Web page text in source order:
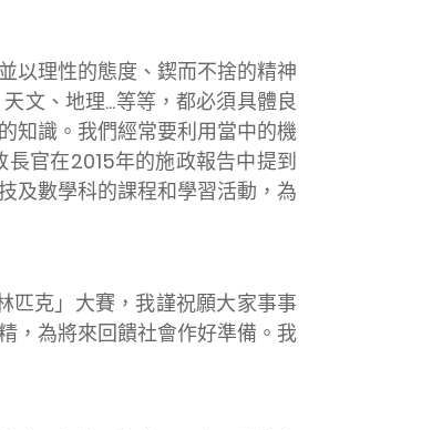
理性的態度、鍥而不捨的精神
文、地理...等等，都必須具體良
知識。我們經常要利用當中的機
官在2015年的施政報告中提到
及數學科的課程和學習活動，為
克」大賽，我謹祝願大家事事
，為將來回饋社會作好準備。我